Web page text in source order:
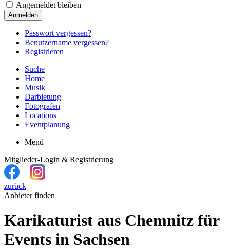
Angemeldet bleiben
Anmelden
Passwort vergessen?
Benutzername vergessen?
Registrieren
Suche
Home
Musik
Darbietung
Fotografen
Locations
Eventplanung
Menü
Mitglieder-Login & Registrierung
zurück
Anbieter finden
Karikaturist aus Chemnitz für
Events in Sachsen